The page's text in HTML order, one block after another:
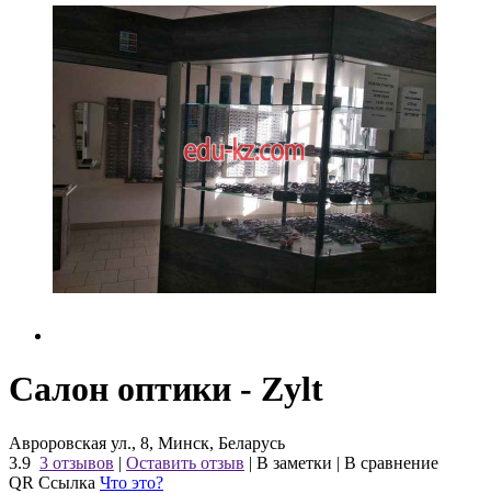
Салон оптики - Zylt
Авроровская ул., 8, Минск, Беларусь
3.9 3 отзывов | Оставить отзыв | В заметки | В сравнение
QR Ссылка Что это?